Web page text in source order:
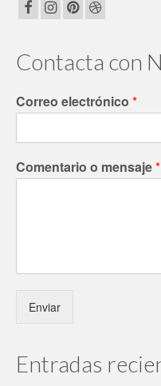
Contacta con
Correo electrónico *
Comentario o mensaje*
Enviar
Entradas